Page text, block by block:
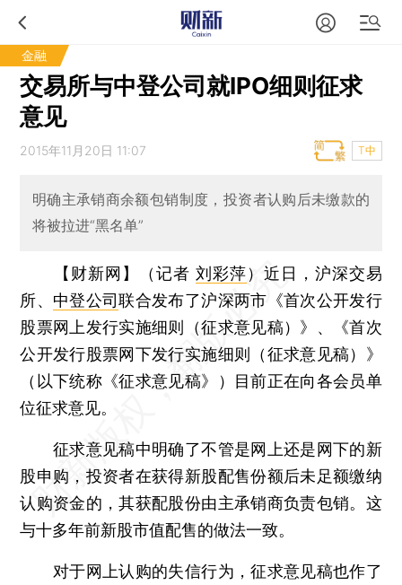
金融
交易所与中登公司就IPO细则征求
意见
2015年11月20日 11:07 T中
明确主承销商余额包销制度，投资者认购后未缴款的
将被拉进“黑名单”
【财新网】（记者 刘彩萍） 近日，沪深交易
所、 中登公司联合发布了沪深两市《首次公开发行
股票网上发行实施细则（征求意见稿）》、《首次
公开发行股票网下发行实施细则（征求意见稿）》
（以下统称《征求意见稿》）目前正在向各会员单
位征求意见。
征求意见稿中明确了不管是网上还是网下的新
股申购，投资者在获得新股配售份额后未足额缴纳
认购资金的，其获配股份由主承销商负责包销。这
与十多年前新股市值配售的做法一致。
对于网上认购的失信行为，征求意见稿也作了